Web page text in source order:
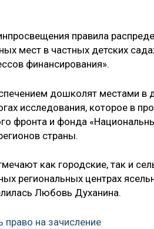
правила
мест в частных детских
финансирования».
дошколят местами в
исследования, которое в
фронта и фонда
страны.
как городские, так и
региональных центрах
Любовь Духанина.
на зачисление